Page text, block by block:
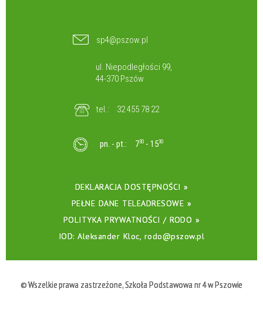
sp4@pszow.pl
ul. Niepodległości 99,
44-370 Pszów
tel.: 32 455 78 22
pn. - pt.: 730 - 1530
DEKLARACJA DOSTĘPNOŚCI »
PEŁNE DANE TELEADRESOWE »
POLITYKA PRYWATNOŚCI / RODO »
IOD: Aleksander Kloc, rodo@pszow.pl
© Wszelkie prawa zastrzeżone, Szkoła Podstawowa nr 4 w Pszowie